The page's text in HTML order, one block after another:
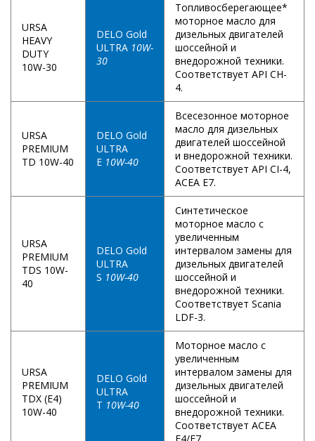
URSA
HEAVY
DUTY
10W-30
DELO Gold
ULTRA 10W-
30
Топливосберегающее*
моторное масло для
дизельных двигателей
шоссейной и
внедорожной техники.
Соответствует API CH-
4.
URSA
PREMIUM
TD 10W-40
DELO Gold
ULTRA
E 10W-40
Всесезонное моторное
масло для дизельных
двигателей шоссейной
и внедорожной техники.
Соответствует API CI-4,
ACEA E7.
URSA
PREMIUM
TDS 10W-
40
DELO Gold
ULTRA
S 10W-40
Синтетическое
моторное масло с
увеличенным
интервалом замены для
дизельных двигателей
шоссейной и
внедорожной техники.
Соответствует Scania
LDF-3.
URSA
PREMIUM
TDX (E4)
10W-40
DELO Gold
ULTRA
T 10W-40
Моторное масло с
увеличенным
интервалом замены для
дизельных двигателей
шоссейной и
внедорожной техники.
Соответствует ACEA